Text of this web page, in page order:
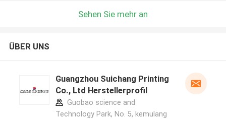
Sehen Sie mehr an
ÜBER UNS
Guangzhou Suichang Printing
Co., Ltd Herstellerprofil
Guobao science and
Technology Park, No. 5, kemulang